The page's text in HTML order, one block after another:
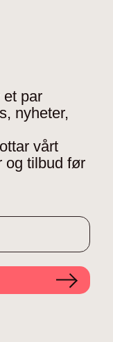
et par
nyheter,
vårt
og tilbud før